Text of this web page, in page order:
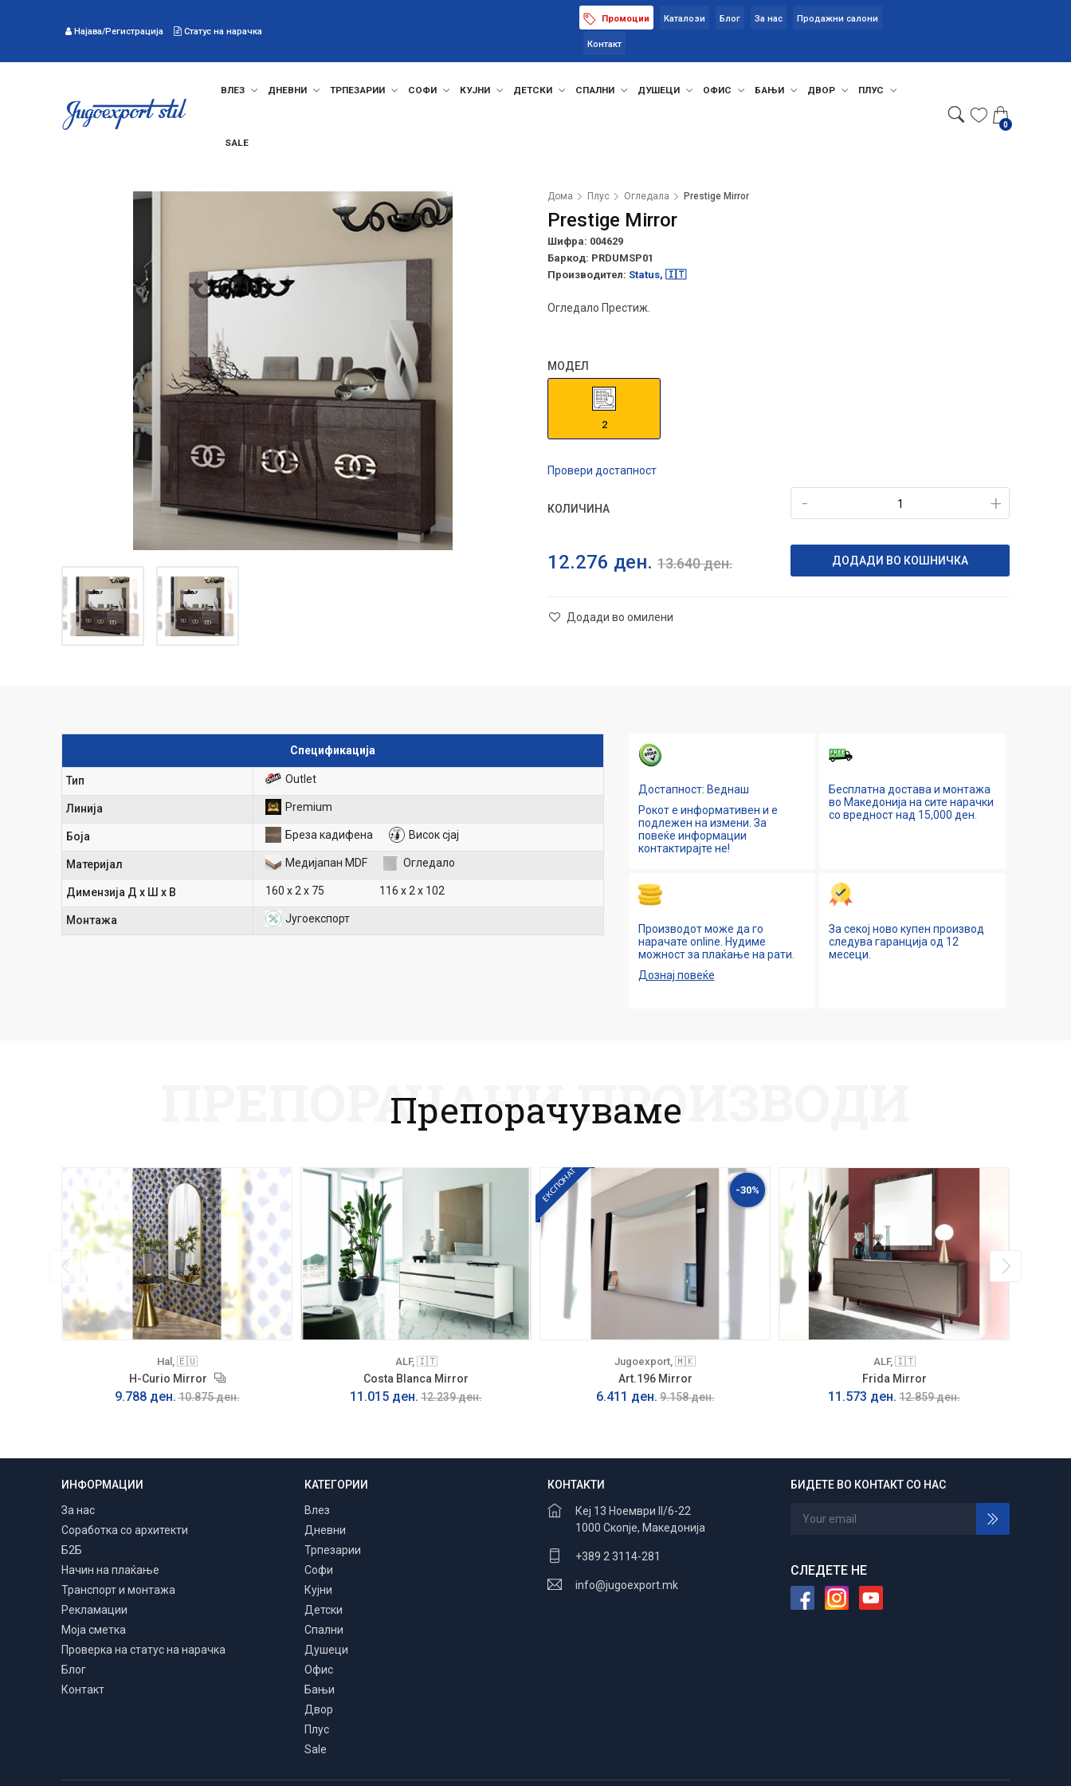
Најава/Регистрација Статус на нарачка
Промоции Каталози Блог За нас Продажни салони
Контакт
ВЛЕЗ ДНЕВНИ ТРПЕЗАРИИ СОФИ КУЈНИ ДЕТСКИ СПАЛНИ ДУШЕЦИ ОФИС БАЊИ ДВОР ПЛУС
SALE
0
Дома Плус Огледала Prestige Mirror
Prestige Mirror
Шифра: 004629
Баркод: PRDUMSP01
Производител: Status, 🇮🇹
Огледало Престиж.
МОДЕЛ
2
Провери достапност
КОЛИЧИНА +
-
12.276 ден. 13.640ден. ДОДАДИ ВО КОШНИЧКА
Додади во омилени
Спецификација
Тип Outlet
Линија Premium
Боја Бреза кадифена Висок сјај
Материјал Медијапан MDF Огледало
Димензија Д х Ш х В 160 х 2 х 75 116 х 2 х 102
Mонтажа Југоекспорт
Достапност: Веднаш
Рокот е информативен и е
подлежен на измени. За
повеќе информации
контактирајте не!
Бесплатна достава и монтажа
во Македонија на сите нарачки
со вредност над 15,000 ден.
Производот може да го
нарачате online. Нудиме
можност за плаќање на рати.
Дознај повеќе
За секој ново купен производ
следува гаранција од 12
месеци.
Препорачуваме
ПРЕПОРАЧАНИ ПРОИЗВОДИ
Hal, 🇪🇺
H-Curio Mirror
9.788 ден. 10.875 ден.
ALF, 🇮🇹
Costa Blanca Mirror
11.015 ден. 12.239 ден.
ЕКСПОНАТ -30%
Jugoexport, 🇲🇰
Art.196 Mirror
6.411 ден. 9.158 ден.
ALF, 🇮🇹
Frida Mirror
11.573 ден. 12.859 ден.
Транспорт и монтажа Безбедно плаќање
100% заштита
24/7 отворени
ИНФОРМАЦИИ
За нас
Соработка со архитекти
Б2Б
Начин на плаќање
Транспорт и монтажа
Рекламации
Моја сметка
Проверка на статус на нарачка
Блог
Контакт
КАТЕГОРИИ
Влез
Дневни
Трпезарии
Софи
Кујни
Детски
Спални
Душеци
Офис
Бањи
Двор
Плус
Sale
КОНТАКТИ
Кеј 13 Ноември II/6-22
1000 Скопје, Македонија
+389 2 3114-281
info@jugoexport.mk
БИДЕТЕ ВО КОНТАКТ СО НАС
СЛЕДЕТЕ НЕ